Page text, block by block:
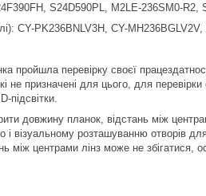
S24D590PL, M2LE-236SM0-R2,
CY-PK236BNLV3H, CY-
пройшла перевірку своєї
не призначені для цього, для
підсвітки.
довжину планок, відстань між
і візуальному розташуванню отворів
між центрами лінз може не збігатися,